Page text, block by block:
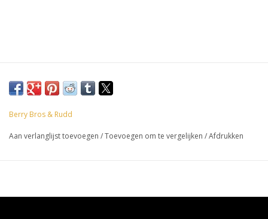
Berry Bros & Rudd
Aan verlanglijst toevoegen /Toevoegen om te vergelijken /Afdrukken